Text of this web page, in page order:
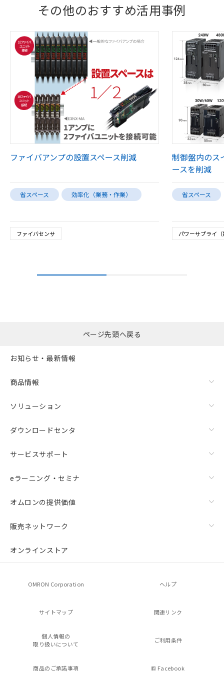
その他のおすすめ活用事例
ファイバアンプの設置スペース削減
省スペース 効率化（業務・作業）
ファイバセンサ
制御盤内のス
ースを削減
省スペース
パワーサプライ
ページ先頭へ戻る
お知らせ・最新情報
商品情報
ソリューション
ダウンロードセンタ
サービスサポート
eラーニング・セミナ
オムロンの提供価値
販売ネットワーク
オンラインストア
OMRON Corporation ヘルプ
サイトマップ 関連リンク
個人情報の
取り扱いについて
ご利用条件
商品のご承諾事項 Facebook